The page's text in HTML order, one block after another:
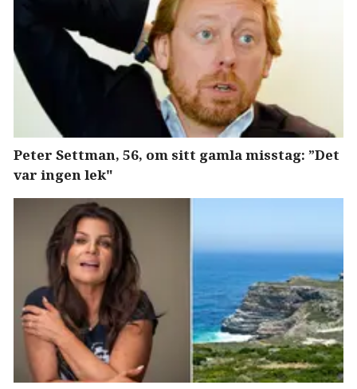
Peter Settman, 56, om sitt gamla misstag: ”Det
var ingen lek"